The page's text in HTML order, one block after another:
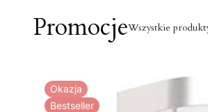
PromocjeWszystkie
Okazja
Bestseller